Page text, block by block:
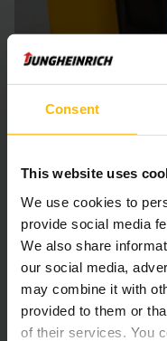
Consent
This website uses
We use cookies to
provide social media
We also share
our social media,
may combine it with
provided to them or
of their services. You
ERE 120
210 mm
2.000 kg
Betriebsstunden
Baujahr
Lieferzeit